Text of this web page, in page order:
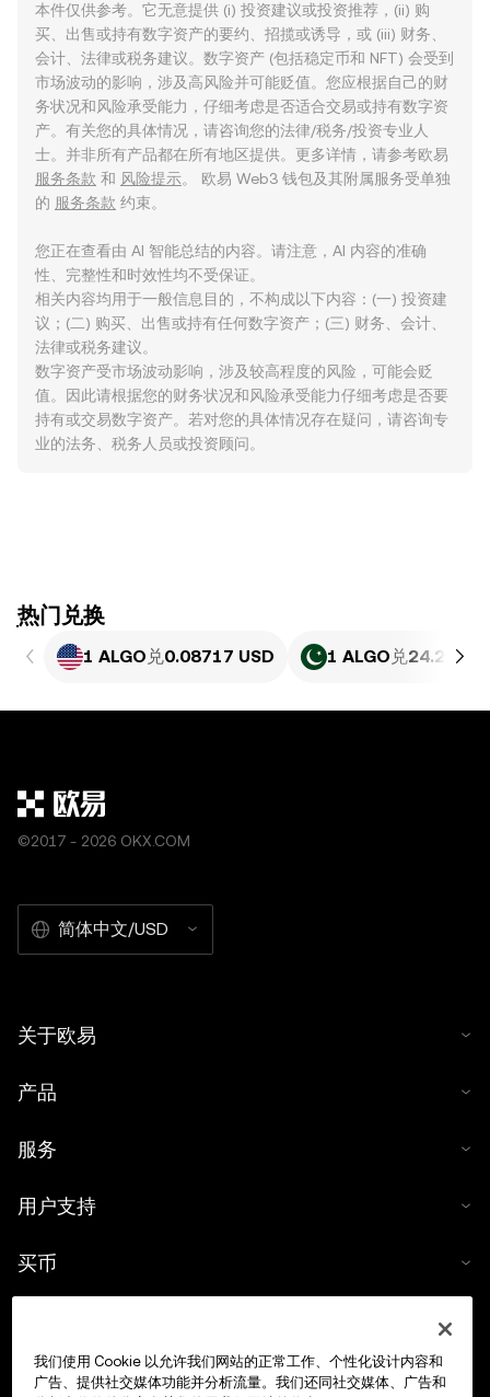
本件仅供参考。它无意提供 (i) 投资建议或投资推荐，(ii) 购
买、出售或持有数字资产的要约、招揽或诱导，或 (iii) 财务、
会计、法律或税务建议。数字资产 (包括稳定币和 NFT) 会受到
市场波动的影响，涉及高风险并可能贬值。您应根据自己的财
务状况和风险承受能力，仔细考虑是否适合交易或持有数字资
产。有关您的具体情况，请咨询您的法律/税务/投资专业人
士。并非所有产品都在所有地区提供。更多详情，请参考欧易
服务条款 和 风险提示。 欧易 Web3 钱包及其附属服务受单独
的 服务条款 约束。
您正在查看由 AI 智能总结的内容。请注意，AI 内容的准确
性、完整性和时效性均不受保证。
相关内容均用于一般信息目的，不构成以下内容：(一) 投资建
议；(二) 购买、出售或持有任何数字资产；(三) 财务、会计、
法律或税务建议。
数字资产受市场波动影响，涉及较高程度的风险，可能会贬
值。因此请根据您的财务状况和风险承受能力仔细考虑是否要
持有或交易数字资产。若对您的具体情况存在疑问，请咨询专
业的法务、税务人员或投资顾问。
ִִִִִִִִִִִִִִִִִִִִִִִִִִִִִִִִִִִִִִִִִִִִִִִִ热门兑换
1 ALGO 兑0.08717 USD 1 ALGO 兑24.22
©2017 - 2026 OKX.COM
简体中文/USD
关于欧易
产品
服务
用户支持
买币
交易
我们使用 Cookie 以允许我们网站的正常工作、个性化设计内容和
广告、提供社交媒体功能并分析流量。我们还同社交媒体、广告和